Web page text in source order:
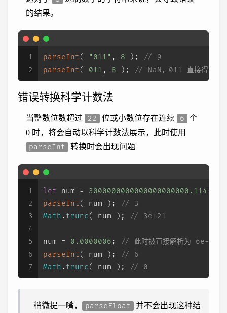
的结果。
1
2
parseInt ( "011" , 8 );
// 9
parseInt ( 011 , 8 ); // NaN，011 直接得到 9
错误转换科学计数法
当整数位数超过 22 位或小数位存在连续 6
个
0 时，将会自动以科学计数法展示，此时使用
parseInt
转换时会出现问题
1
2
3
4
5
6
7
let num = 3000000000000000000000.114 ;
parseInt ( num );
// 3
Math . trunc ( num ); // 3e+21
num = 0.0000006 ;
// 此时被直接解析为 6e-7
parseInt ( num );
// 6
Math . trunc ( num ); // 0
稍微提一嘴， parseFloat
并不会出现这种结